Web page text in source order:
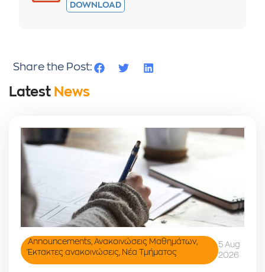
DOWNLOAD
Share the Post:
Latest News
Announcements Ανακοινώσεις Μαθημάτων,
Έκτακτες ανακοινώσεις
Νέα Τμήματος
5 Aug
2026